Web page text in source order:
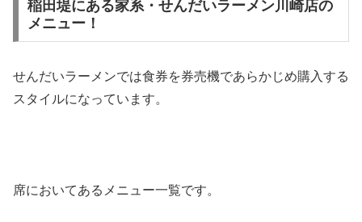
稲田堤にある家系・せんだいラーメン川崎店の
メニュー！
せんだいラーメンでは食券を券売機であらかじめ購入する
スタイルになっています。
席においてあるメニュー一覧です。